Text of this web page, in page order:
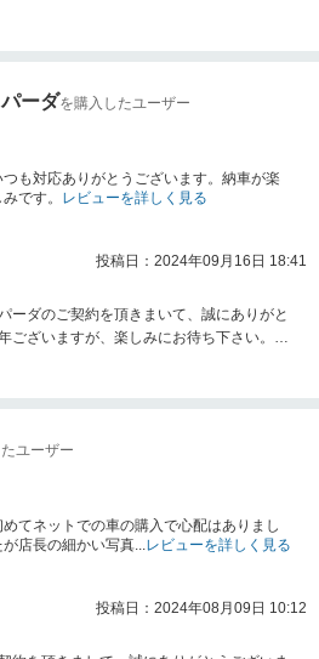
ーダを購入したユーザー
つも対応ありがとうございます。納車が楽
みです。 レビューを詳しく見る
投稿日：2024年09月16日 18:41
ーダのご契約を頂きまいて、誠にありがと
ございますが、楽しみにお待ち下さい。い
ユーザー
めてネットでの車の購入で心配はありまし
が店長の細かい写真...レビューを詳しく見る
投稿日：2024年08月09日 10:12